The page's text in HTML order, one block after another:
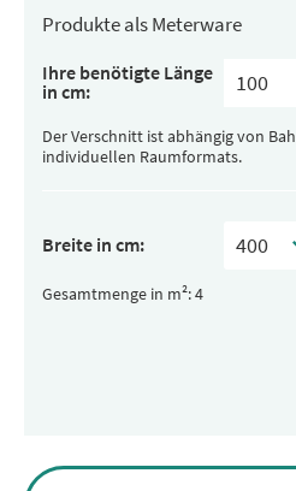
Produkte als Meterware
Ihre benötigte Länge
in cm:
Der Verschnitt ist abhängig von
individuellen Raumformats.
Breite in cm:
Gesamtmenge in m²:
Alternative: